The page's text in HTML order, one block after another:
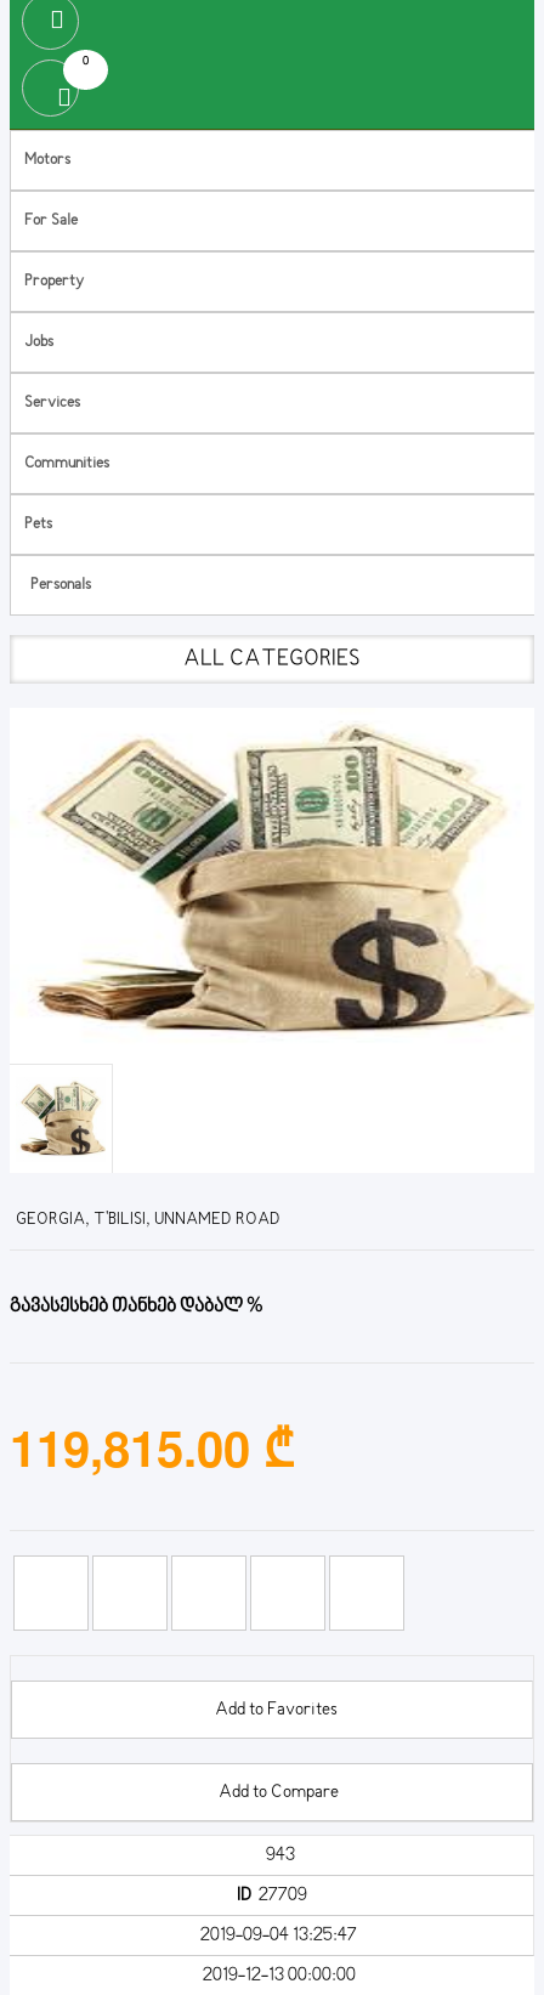
0
Motors
For Sale
Property
Jobs
Services
Communities
Pets
Personals
ALL CATEGORIES
GEORGIA, T'BILISI, UNNAMED ROAD
გავასესხებ თანხებ დაბალ %
119,815.00 ₾
Add to Favorites
Add to Compare
943
ID27709
2019-09-04 13:25:47
2019-12-13 00:00:00